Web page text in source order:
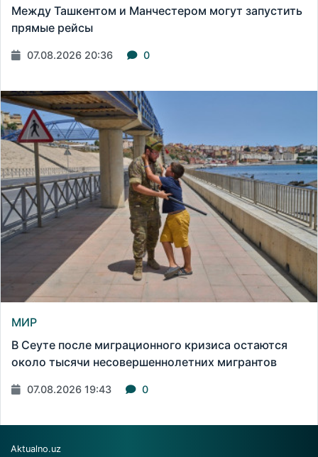
Между Ташкентом и Манчестером могут запустить
прямые рейсы
07.08.2026 20:36 0
МИР
В Сеуте после миграционного кризиса остаются
около тысячи несовершеннолетних мигрантов
07.08.2026 19:43 0
Aktualno.uz